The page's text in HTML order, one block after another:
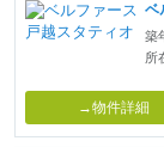
築
所
→物件詳細